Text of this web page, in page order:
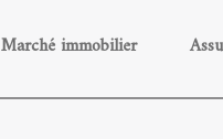
Marché immobilier